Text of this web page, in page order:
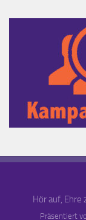
Hör auf, Ehre
Präsentiert